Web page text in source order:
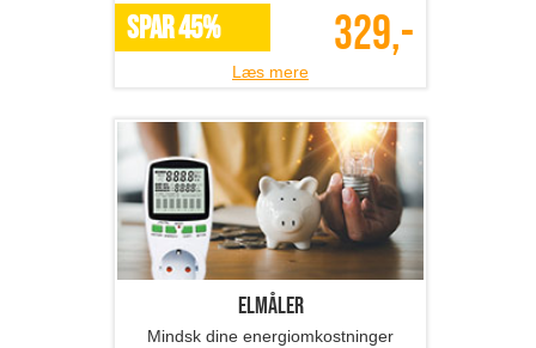
SPAR 45% 329,-
Læs mere
Elmåler
Mindsk dine energiomkostninger